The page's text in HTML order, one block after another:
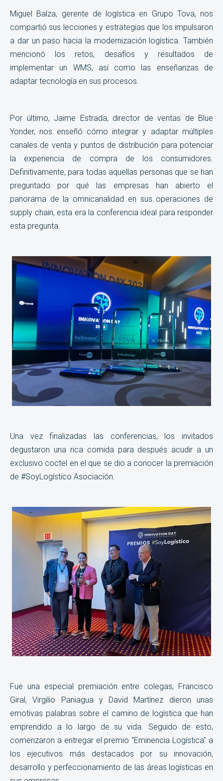
Miguel Balza, gerente de logística en Grupo Tova, nos
compartió sus lecciones y estrategias que los impulsaron
a dar un paso hacia la modernización logística. También
mencionó los retos, desafíos y resultados de
implementar un WMS, así como las enseñanzas de
adaptar tecnología en sus procesos.
Por último, Jaime Estrada, director de ventas de Blue
Yonder, nos enseñó cómo integrar y adaptar múltiples
canales de venta y puntos de distribución para potenciar
la experiencia de compra de los consumidores.
Definitivamente, para todas aquellas personas que se han
preguntado por qué las empresas han abierto el
panorama de la omnicanalidad en sus operaciones de
supply chain, esta era la conferencia ideal para responder
esta pregunta.
Una vez finalizadas las conferencias, los invitados
degustaron una rica comida para después acudir a un
exclusivo coctel en el que se dio a conocer la premiación
de #SoyLogístico Asociación.
Fue una especial premiación entre colegas, Francisco
Giral, Virgilio Paniagua y David Martínez dieron unas
emotivas palabras sobre el camino de logística que han
emprendido a lo largo de su vida. Seguido de esto,
comenzaron a entregar el premio "Eminencia Logística" a
los ejecutivos más destacados por su innovación,
desarrollo y perfeccionamiento de las áreas logísticas en